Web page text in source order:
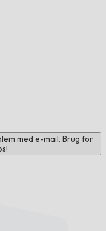
med e-mail. Brug for